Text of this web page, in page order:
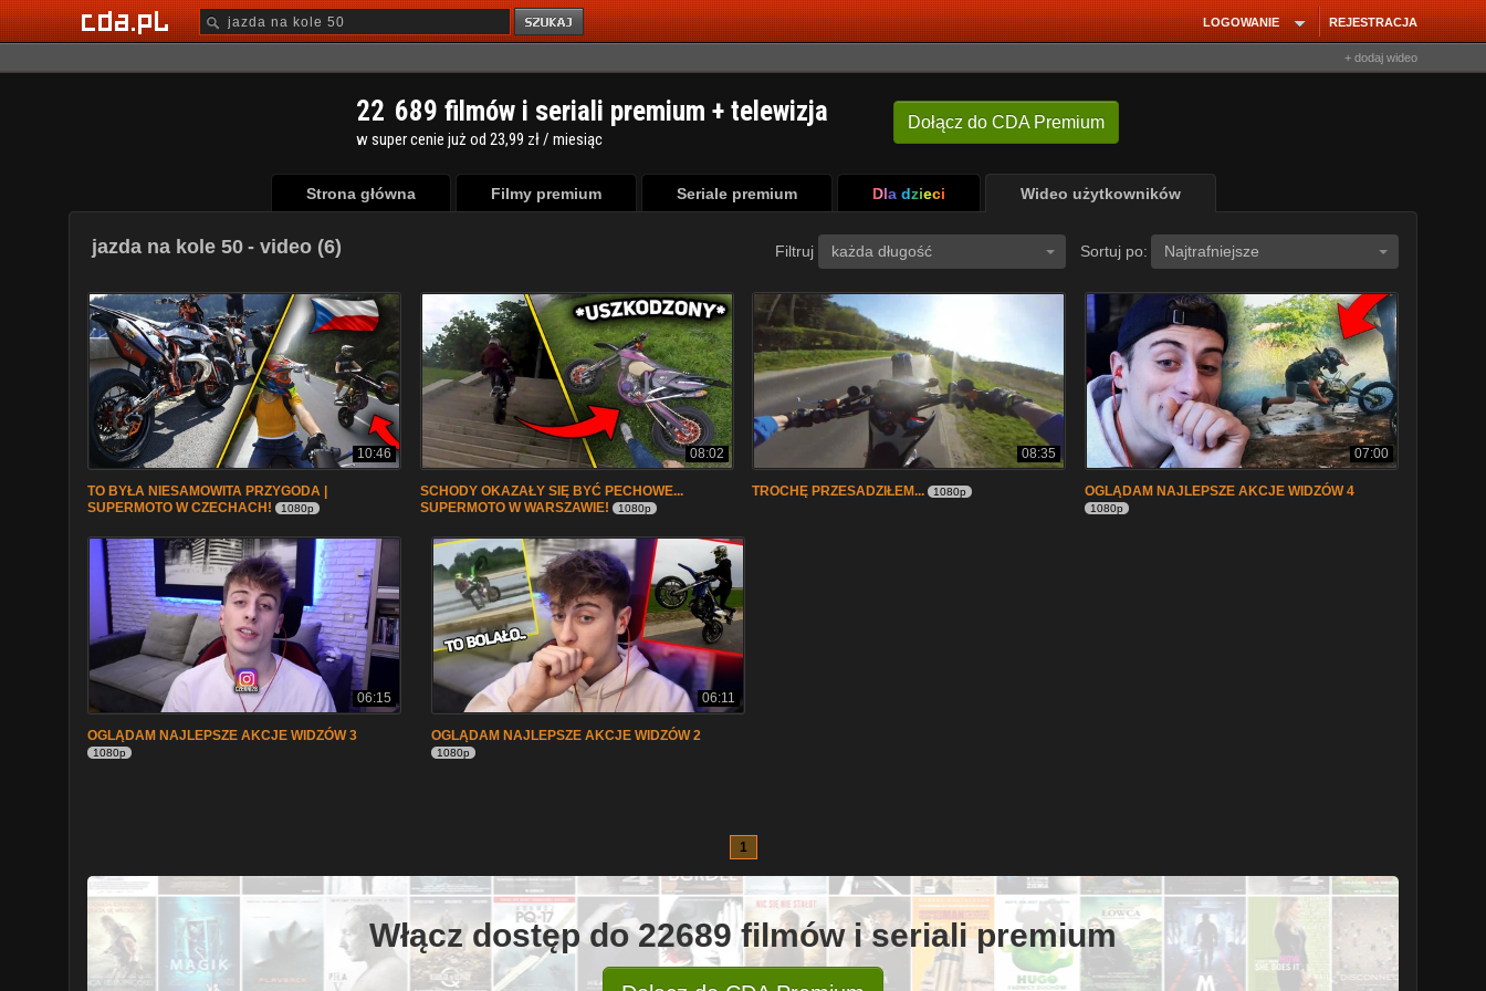
REJESTRACJA
LOGOWANIE
+ dodaj wideo
Dołącz do CDA Premium
22 689 filmów i seriali premium + telewizja
w super cenie już od 23,99 zł / miesiąc
Strona główna Filmy premium Seriale premium Dla dzieci Wideo użytkowników
jazda na kole 50 - video (6) Filtruj każda długość Sortuj po: Najtrafniejsze
10:46
TO BYŁA NIESAMOWITA PRZYGODA |
SUPERMOTO W CZECHACH!
1080p
08:02
SCHODY OKAZAŁY SIĘ BYĆ PECHOWE...
SUPERMOTO W WARSZAWIE!
1080p
08:35
TROCHĘ PRZESADZIŁEM... 1080p
07:00
OGLĄDAM NAJLEPSZE AKCJE WIDZÓW 4
1080p
06:15
OGLĄDAM NAJLEPSZE AKCJE WIDZÓW 3
1080p
06:11
OGLĄDAM NAJLEPSZE AKCJE WIDZÓW 2
1080p
1
Włącz dostęp do 22689 filmów i seriali premium